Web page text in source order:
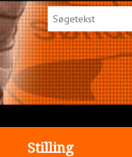
Stilling